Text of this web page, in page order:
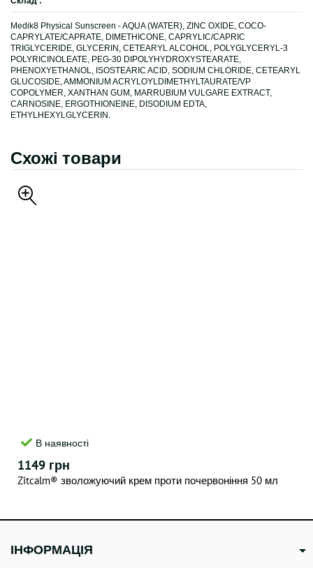
Medik8 Physical Sunscreen - AQUA (WATER), ZINC OXIDE, COCO-
CAPRYLATE/CAPRATE, DIMETHICONE, CAPRYLIC/CAPRIC
TRIGLYCERIDE, GLYCERIN, CETEARYL ALCOHOL, POLYGLYCERYL-3
POLYRICINOLEATE, PEG-30 DIPOLYHYDROXYSTEARATE,
PHENOXYETHANOL, ISOSTEARIC ACID, SODIUM CHLORIDE, CETEARYL
GLUCOSIDE, AMMONIUM ACRYLOYLDIMETHYLTAURATE/VP
COPOLYMER, XANTHAN GUM, MARRUBIUM VULGARE EXTRACT,
CARNOSINE, ERGOTHIONEINE, DISODIUM EDTA,
ETHYLHEXYLGLYCERIN.
Схожі товари
В наявності
1149 грн
Zitcalm® зволожуючий крем проти почервоніння 50 мл
ІНФОРМАЦІЯ